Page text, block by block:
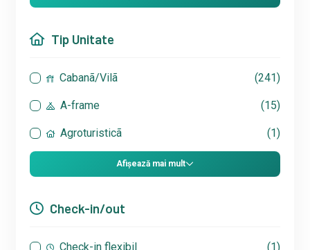
Tip Unitate
Cabanã/Vilã (241)
A-frame (15)
Agroturisticã (1)
Afișează mai mult
Check-in/out
Check-in flexibil (1)